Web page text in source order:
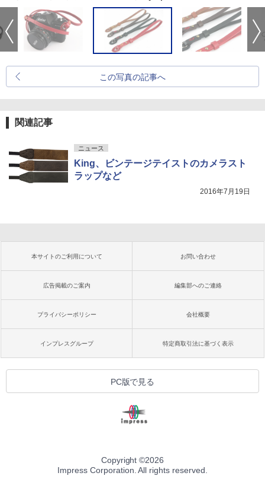
この写真の記事へ
関連記事
ニュース
King、ビンテージテイストのカメラスト
ラップなど
2016年7月19日
本サイトのご利用について お問い合わせ
広告掲載のご案内 編集部へのご連絡
プライバシーポリシー 会社概要
インプレスグループ 特定商取引法に基づく表示
PC版で見る
Copyright ©2026
Impress Corporation. All rights reserved.